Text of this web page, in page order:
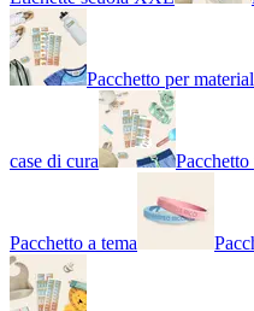
Pacchetto per
case di cura
Pacchetto a tema